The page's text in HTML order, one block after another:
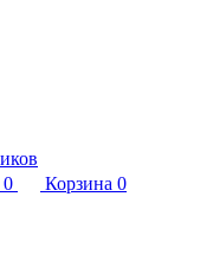
0 Корзина 0